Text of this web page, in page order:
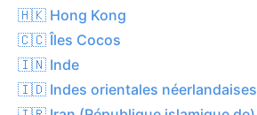
🇭🇰 Hong Kong
🇨🇨 Îles Cocos
🇮🇳 Inde
🇮🇩 Indes orientales néerlandaises